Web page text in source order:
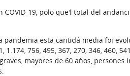
COVID-19, polo que'l total del
esta cantidá media foi
1.174, 756, 495, 367, 270, 346, 460,
mayores de 60 años,